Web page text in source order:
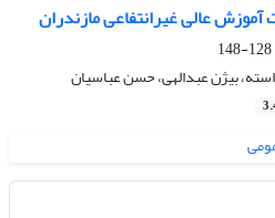
عالی غیرانتفاعی مازندران
128-148
بیژن عبدالهی، حسن عباسیان